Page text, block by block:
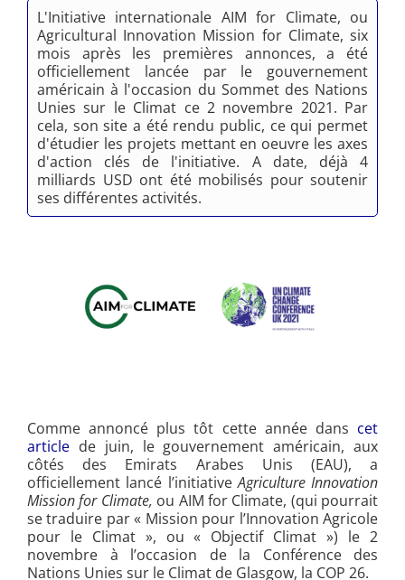
L'Initiative internationale AIM for Climate, ou
Agricultural Innovation Mission for Climate, six
mois après les premières annonces, a été
officiellement lancée par le gouvernement
américain à l'occasion du Sommet des Nations
Unies sur le Climat ce 2 novembre 2021. Par
cela, son site a été rendu public, ce qui permet
d'étudier les projets mettant en oeuvre les axes
d'action clés de l'initiative. A date, déjà 4
milliards USD ont été mobilisés pour soutenir
ses différentes activités.
Comme annoncé plus tôt cette année dans cet
article de juin, le gouvernement américain, aux
côtés des Emirats Arabes Unis (EAU), a
officiellement lancé l’initiativeAgriculture Innovation
Mission for Climate, ou AIM for Climate, (qui pourrait
se traduire par « Mission pour l’Innovation Agricole
pour le Climat », ou « Objectif Climat ») le 2
novembre à l’occasion de la Conférence des
Nations Unies sur le Climat de Glasgow, la COP 26.